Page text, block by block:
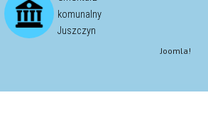
komunalny
Juszczyn
Joomla!